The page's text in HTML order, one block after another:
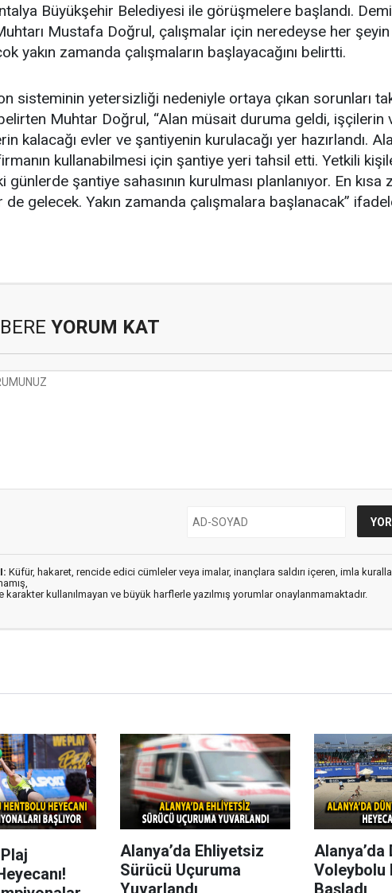
Büyükşehir Belediyesi ile görüşmelere başlandı.
Mustafa Doğrul, çalışmalar için neredeyse her şeyin
yakın zamanda çalışmaların başlayacağını belirtti.
sisteminin yetersizliği nedeniyle ortaya çıkan sorunları
belirten Muhtar Doğrul, “Alan müsait duruma geldi, işçilerin
kalacağı evler ve şantiyenin kurulacağı yer hazırlandı.
kullanabilmesi için şantiye yeri tahsil etti. Yetkili
günlerde şantiye sahasının kurulması planlanıyor. En kısa
de gelecek. Yakın zamanda çalışmalara başlanacak”
YORUM KAT
Küfür, hakaret, rencide edici cümleler veya imalar, inançlara saldırı içeren, imla
karakter kullanılmayan ve büyük harflerle yazılmış yorumlar onaylanmamaktadır.
Alanya’da Ehliyetsiz
Sürücü Uçuruma
Yuvarlandı
Alanya’da
Voleybolu
Başladı